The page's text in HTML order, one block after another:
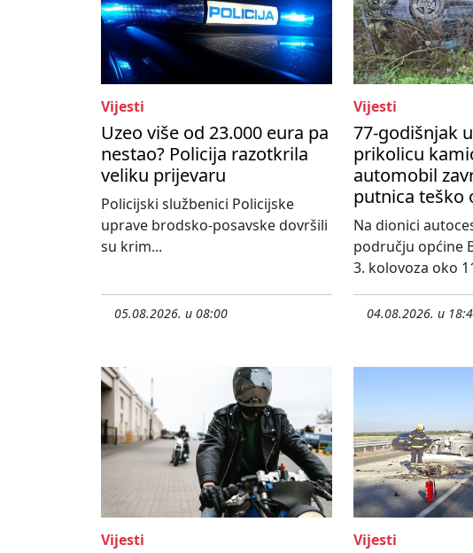
Vijesti
Uzeo više od 23.000 eura pa
nestao? Policija razotkrila
veliku prijevaru
Policijski službenici Policijske
uprave brodsko-posavske dovršili
su krim...
05.08.2026. u 08:00
Vijesti
77-godišnjak
prikolicu
automobil
putnica teško
Na dionici
području općine
3. kolovoza oko
04.08.2026. u
Vijesti Vijesti